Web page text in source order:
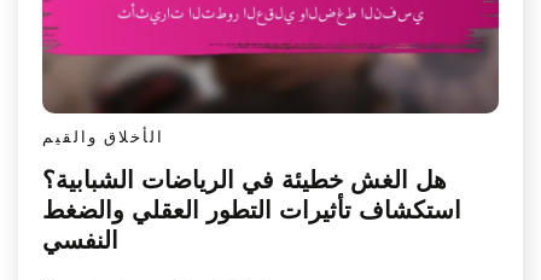
الأخلاق والقيم
هل الغش خطيئة في الرياضات الشبابية؟
استكشاف تأثيرات التطور العقلي والضغط
النفسي